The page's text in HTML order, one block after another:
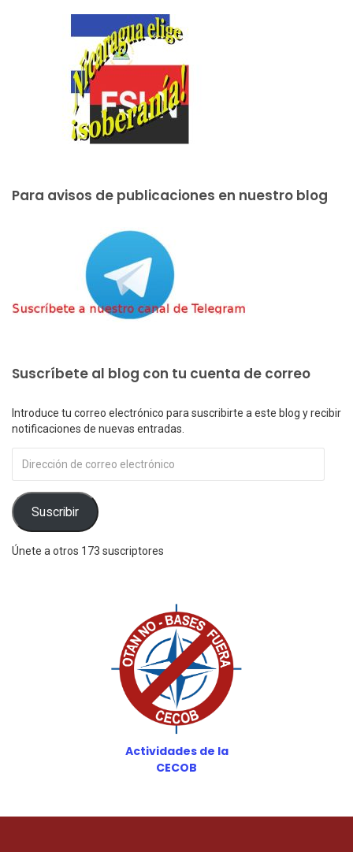
Para avisos de publicaciones en nuestro blog
Suscríbete al blog con tu cuenta de correo
Introduce tu correo electrónico para suscribirte a este blog y recibir
notificaciones de nuevas entradas.
de
electrónico
Suscribir
Únete a otros 173 suscriptores
Actividades de la
CECOB